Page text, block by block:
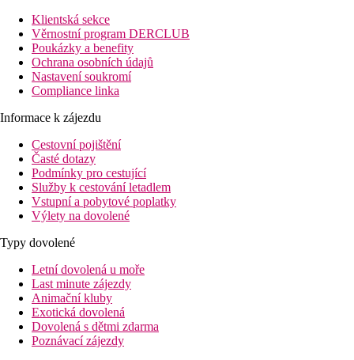
Klientská sekce
Věrnostní program DERCLUB
Poukázky a benefity
Ochrana osobních údajů
Nastavení soukromí
Compliance linka
Informace k zájezdu
Cestovní pojištění
Časté dotazy
Podmínky pro cestující
Služby k cestování letadlem
Vstupní a pobytové poplatky
Výlety na dovolené
Typy dovolené
Letní dovolená u moře
Last minute zájezdy
Animační kluby
Exotická dovolená
Dovolená s dětmi zdarma
Poznávací zájezdy